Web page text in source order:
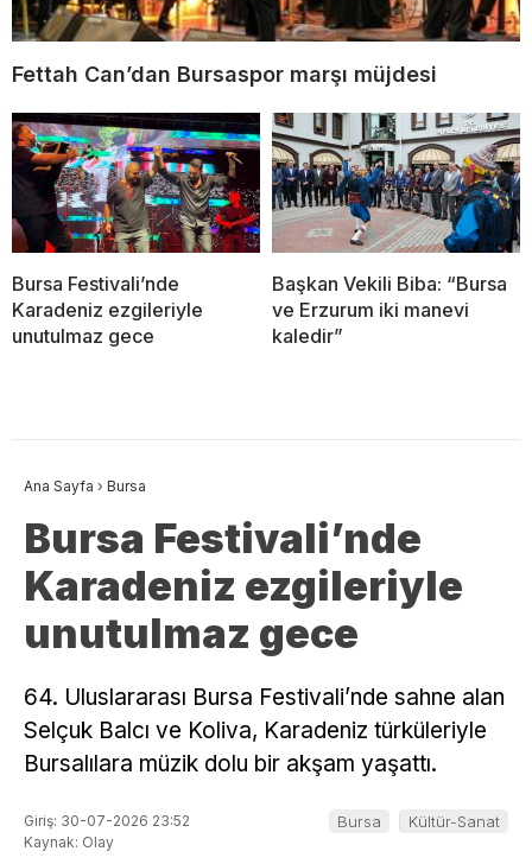
Fettah Can’dan Bursaspor marşı müjdesi
Bursa Festivali’nde
Karadeniz ezgileriyle
unutulmaz gece
Başkan Vekili Biba: “Bursa
ve Erzurum iki manevi
kaledir”
Ana Sayfa › Bursa
Bursa Festivali’nde
Karadeniz ezgileriyle
unutulmaz gece
64. Uluslararası Bursa Festivali’nde sahne alan
Selçuk Balcı ve Koliva, Karadeniz türküleriyle
Bursalılara müzik dolu bir akşam yaşattı.
Giriş: 30-07-2026 23:52
Kaynak: Olay
Bursa Kültür-Sanat